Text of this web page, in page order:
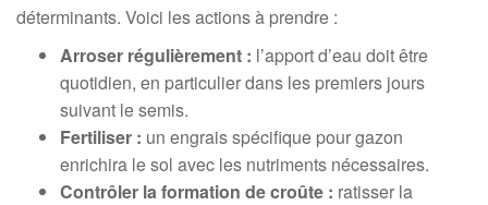
déterminants. Voici les actions à prendre :
Arroser régulièrement : l’apport d’eau doit être
quotidien, en particulier dans les premiers jours
suivant le semis.
Fertiliser : un engrais spécifique pour gazon
enrichira le sol avec les nutriments nécessaires.
Contrôler la formation de croûte : ratisser la